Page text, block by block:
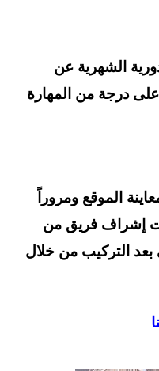
الشهرية عن
درجة من المهارة
الموقع ومروراً
إشراف فريق من
التركيب من خلال
البيع